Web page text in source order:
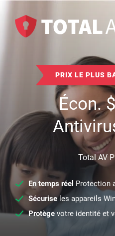
PRIX LE PLUS
Écon.
Total AV
En temps réel Protection
Sécuriseles appareils
Protège votre identité et